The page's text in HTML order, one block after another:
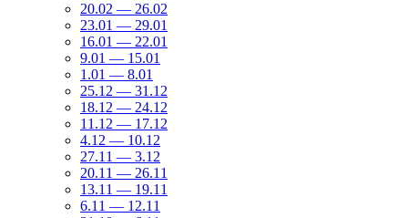
20.02 — 26.02
23.01 — 29.01
16.01 — 22.01
9.01 — 15.01
1.01 — 8.01
25.12 — 31.12
18.12 — 24.12
11.12 — 17.12
4.12 — 10.12
27.11 — 3.12
20.11 — 26.11
13.11 — 19.11
6.11 — 12.11